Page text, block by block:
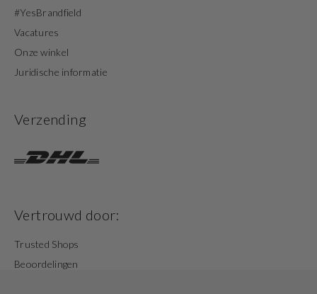
#YesBrandfield
Vacatures
Onze winkel
Juridische informatie
Verzending
Vertrouwd door:
Trusted Shops
Beoordelingen